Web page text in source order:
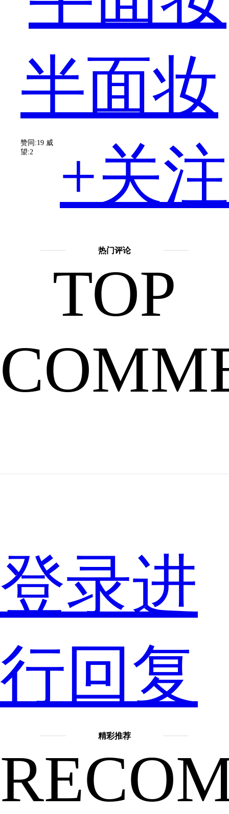
是
一“常
识”。
但
是
这“常
识”肯
定
是
半面妆
+关注
赞同:19 威
望:2
擅长
话
题：
神
话
故
事
吴
刚
嫦
热门评论
TOP
登录进
行回复
精彩推荐